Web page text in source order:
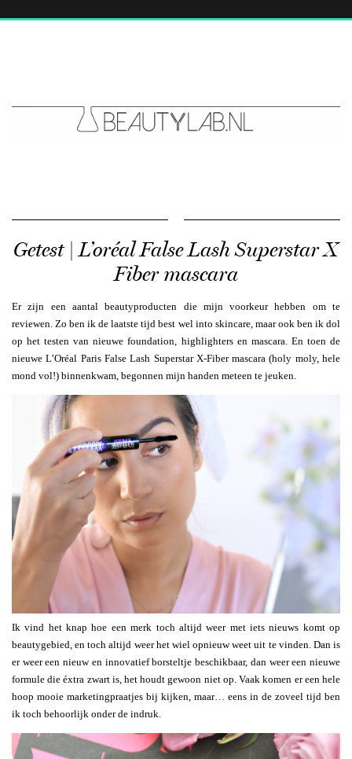
Getest | L’oréal False Lash Superstar X
Fiber mascara
Er zijn een aantal beautyproducten die mijn voorkeur hebben om te
reviewen. Zo ben ik de laatste tijd best wel into skincare, maar ook ben ik dol
op het testen van nieuwe foundation, highlighters en mascara. En toen de
nieuwe L’Oréal Paris False Lash Superstar X-Fiber mascara (holy moly, hele
mond vol!) binnenkwam, begonnen mijn handen meteen te jeuken.
Ik vind het knap hoe een merk toch altijd weer met iets nieuws komt op
beautygebied, en toch altijd weer het wiel opnieuw weet uit te vinden. Dan is
er weer een nieuw en innovatief borsteltje beschikbaar, dan weer een nieuwe
formule die éxtra zwart is, het houdt gewoon niet op. Vaak komen er een hele
hoop mooie marketingpraatjes bij kijken, maar… eens in de zoveel tijd ben
ik toch behoorlijk onder de indruk.